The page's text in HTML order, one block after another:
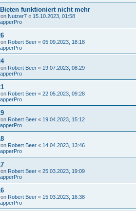
funktioniert nicht mehr
Nutzer7 « 15.10.2023, 01:58
Robert Beer « 05.09.2023, 18:18
Robert Beer « 19.07.2023, 08:29
Robert Beer « 22.05.2023, 09:28
Robert Beer « 19.04.2023, 15:12
Robert Beer « 14.04.2023, 13:46
Robert Beer « 25.03.2023, 19:09
Robert Beer « 15.03.2023, 16:38